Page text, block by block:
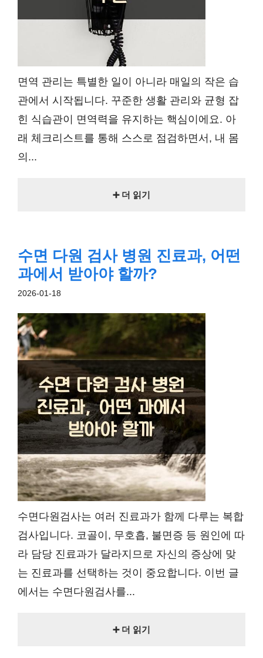
면역 관리는 특별한 일이 아니라 매일의 작은 습
관에서 시작됩니다. 꾸준한 생활 관리와 균형 잡
힌 식습관이 면역력을 유지하는 핵심이에요. 아
래 체크리스트를 통해 스스로 점검하면서, 내 몸
의...
➕ 더 읽기
수면 다원 검사 병원 진료과, 어떤
과에서 받아야 할까?
2026-01-18
수면다원검사는 여러 진료과가 함께 다루는 복합
검사입니다. 코골이, 무호흡, 불면증 등 원인에 따
라 담당 진료과가 달라지므로 자신의 증상에 맞
는 진료과를 선택하는 것이 중요합니다. 이번 글
에서는 수면다원검사를...
➕ 더 읽기